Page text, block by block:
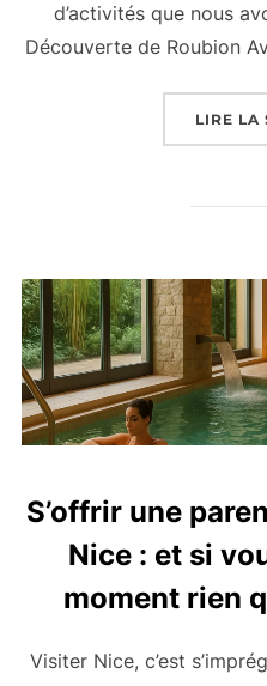
d’activités que nous
Découverte de Roubion
LIRE LA
S’offrir une
Nice : et si
moment rien
Visiter Nice, c’est